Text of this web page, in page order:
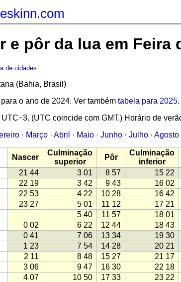
e pôr da lua em Feira
de cidades
(Bahia, Brasil)
o ano de 2024. Ver também tabela para 2025
(UTC coincide com GMT.) Horário de
· Março · Abril · Maio · Junho · Julho · Agosto
Nascer
Culminação
superior
Pôr
Culminação
inferior
21 44 3 01 8 57 15 22
22 19 3 42 9 43 16 02
22 53 4 22 10 28 16 42
23 27 5 01 11 12 17 21
5 40 11 57 18 01
0 02 6 22 12 44 18 43
0 41 7 06 13 34 19 30
1 23 7 54 14 28 20 21
2 11 8 48 15 27 21 17
3 06 9 47 16 30 22 18
4 07 10 50 17 33 23 22